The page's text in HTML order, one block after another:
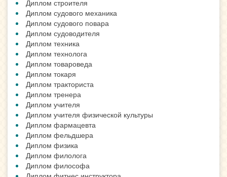
Диплом строителя
Диплом судового механика
Диплом судового повара
Диплом судоводителя
Диплом техника
Диплом технолога
Диплом товароведа
Диплом токаря
Диплом тракториста
Диплом тренера
Диплом учителя
Диплом учителя физической культуры
Диплом фармацевта
Диплом фельдшера
Диплом физика
Диплом филолога
Диплом философа